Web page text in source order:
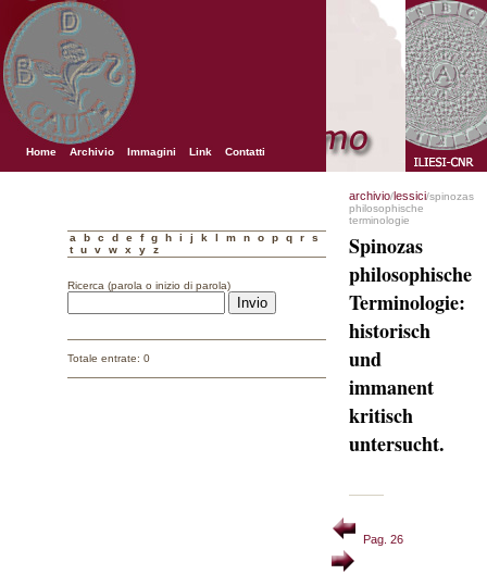
Home Archivio Immagini Link Contatti
a b c d e f g h i j k l m n o p q r
s
t
u v w x y z
Ricerca (parola o inizio di parola)
Totale entrate: 0
archivio/lessici/spinozas
philosophische
terminologie
Spinozas
philosophische
Terminologie:
historisch
und
immanent
kritisch
untersucht.
Pag. 26